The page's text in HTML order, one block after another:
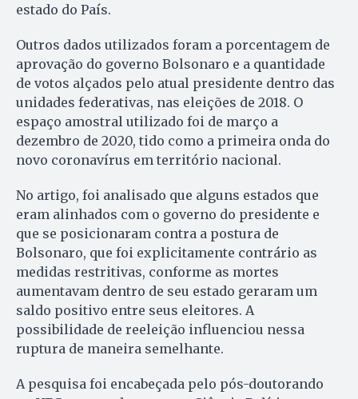
estado do País.
Outros dados utilizados foram a porcentagem de
aprovação do governo Bolsonaro e a quantidade
de votos alçados pelo atual presidente dentro das
unidades federativas, nas eleições de 2018. O
espaço amostral utilizado foi de março a
dezembro de 2020, tido como a primeira onda do
novo coronavírus em território nacional.
No artigo, foi analisado que alguns estados que
eram alinhados com o governo do presidente e
que se posicionaram contra a postura de
Bolsonaro, que foi explicitamente contrário as
medidas restritivas, conforme as mortes
aumentavam dentro de seu estado geraram um
saldo positivo entre seus eleitores. A
possibilidade de reeleição influenciou nessa
ruptura de maneira semelhante.
A pesquisa foi encabeçada pelo pós-doutorando